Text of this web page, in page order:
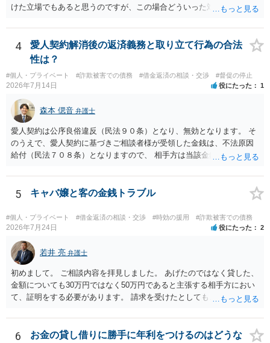
けた立場でもあると思うのですが、この場合どういった対処が必要で
がいいとは思います。 そもそも、特殊詐欺関係なく旦那さんの行為
は法に触れる可能性もあります。 ＞100万を支払わず穏便に和解する
ことは可能でしょうか？ →一般的には難しいです。相談者さんも１０
０万円の被害を受けたとして、１円も払わないで和解したいと言われ
たら、 できるだけ重い刑罰を与えて欲しい、と思われるのではない
でしょうか。 ＞弁護士さんに入ってもらうことで支払額が下がること
はありますか？ そこはあり得ます、ただ、弁護士費用かけるならその
分賠償に回すことも考えられるので、 兼ね合いは考えてみましょう。
4
愛人契約解消後の返済義務と取り立て行為の合法
性は？
#個人・プライベート #詐欺被害での債務 #借金返済の相談・交渉 #督促の停止
2026年7月14日 役にたった 1
森本 偲音 弁護士
愛人契約は公序良俗違反（民法９０条）となり、無効となります。 そ
のうえで、愛人契約に基づきご相談者様が受領した金銭は、不法原因
給付（民法７０８条）となりますので、 相手方は当該金銭の返還請求
5 キャバ嬢と客の金銭トラブル
#個人・プライベート #借金返済の相談・交渉 #時効の援用 #詐欺被害での債務
2026年7月24日 役にたった 2
若井 亮 弁護士
初めまして。 ご相談内容を拝見しました。 あげたのではなく貸した、
金額についても30万円ではなく50万円であると主張する相手方におい
て、証明をする必要があります。 請求を受けたとしても、もらったも
れることになるでしょう。 請求があるまでは、こちらからアクション
を起こす必要はないかと思います。
6
お金の貸し借りに勝手に年利をつけるのはどうな